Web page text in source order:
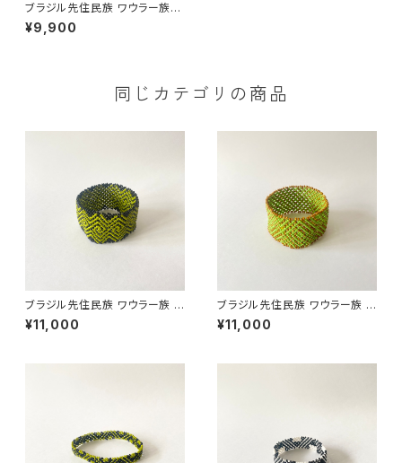
ブラジル先住民族 ワウラー族
ビーズブレスレット ２cm
幅 内周１７cm
¥9,900
同じカテゴリの商品
ブラジル先住民族 ワウラー族 ビ
ーズブレスレット 3.7cm幅 内周
17cm
¥11,000
ブラジル先住民族 ワウラー族 ビ
ーズブレスレット 3.5cm幅 内周
18cm
¥11,000